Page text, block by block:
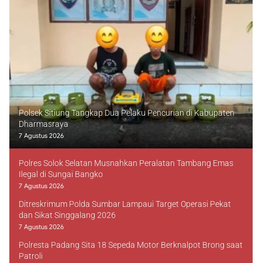
Polsek Sitiung Tangkap Dua Pelaku Pencurian di Kabupaten
Dharmasraya
7 Agustus 2026
Polres Solok Selatan Musnahkan Peralatan Tambang Emas
Ilegal di Sungai Bangko
7 Agustus 2026
Ditreskrimum Polda Sumbar Lampaui Target Operasi Pekat
dan Sikat Singgalang 2026
7 Agustus 2026
Polresta Padang Sita 18 Sepeda Motor Berknalpot Brong saat
Patroli